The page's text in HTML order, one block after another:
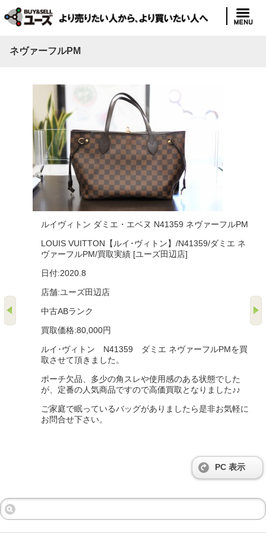
ネヴァーフルPM
ルイヴィトン ダミエ・エベヌ N41359 ネヴァーフルPM
LOUIS VUITTON【ルイ･ヴィトン】/N41359/ダミエ ネ
ヴァーフルPM/買取実績 [ユーズ田辺店]
日付:2020.8
店舗:ユーズ田辺店
中古ABランク
買取価格:80,000円
ルイ･ヴィトン N41359 ダミエ ネヴァーフルPMを買
取させて頂きました。
ポーチ欠品、多少の角スレや使用感のある状態でした
が、定番の人気商品ですので高価買取となりました♪♪
ご家庭で眠っているバッグがありましたら是非お気軽に
お問合せ下さい。
PC 表示